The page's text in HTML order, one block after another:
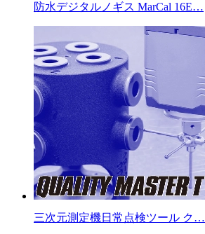
防水デジタルノギス MarCal 16E…
三次元測定機日常点検ツール ク…